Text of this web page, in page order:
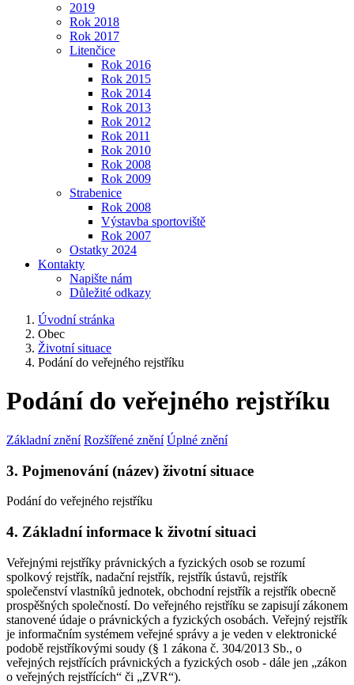
2019
Rok 2018
Rok 2017
Litenčice
Rok 2016
Rok 2015
Rok 2014
Rok 2013
Rok 2012
Rok 2011
Rok 2010
Rok 2008
Rok 2009
Strabenice
Rok 2008
Výstavba sportoviště
Rok 2007
Ostatky 2024
Kontakty
Napište nám
Důležité odkazy
Úvodní stránka
Obec
Životní situace
Podání do veřejného rejstříku
Podání do veřejného rejstříku
Základní znění Rozšířené znění Úplné znění
3. Pojmenování (název) životní situace
Podání do veřejného rejstříku
4. Základní informace k životní situaci
Veřejnými rejstříky právnických a fyzických osob se rozumí
spolkový rejstřík, nadační rejstřík, rejstřík ústavů, rejstřík
společenství vlastníků jednotek, obchodní rejstřík a rejstřík obecně
prospěšných společností. Do veřejného rejstříku se zapisují zákonem
stanovené údaje o právnických a fyzických osobách. Veřejný rejstřík
je informačním systémem veřejné správy a je veden v elektronické
podobě rejstříkovými soudy (§ 1 zákona č. 304/2013 Sb., o
veřejných rejstřících právnických a fyzických osob - dále jen „zákon
o veřejných rejstřících“ či „ZVR“).